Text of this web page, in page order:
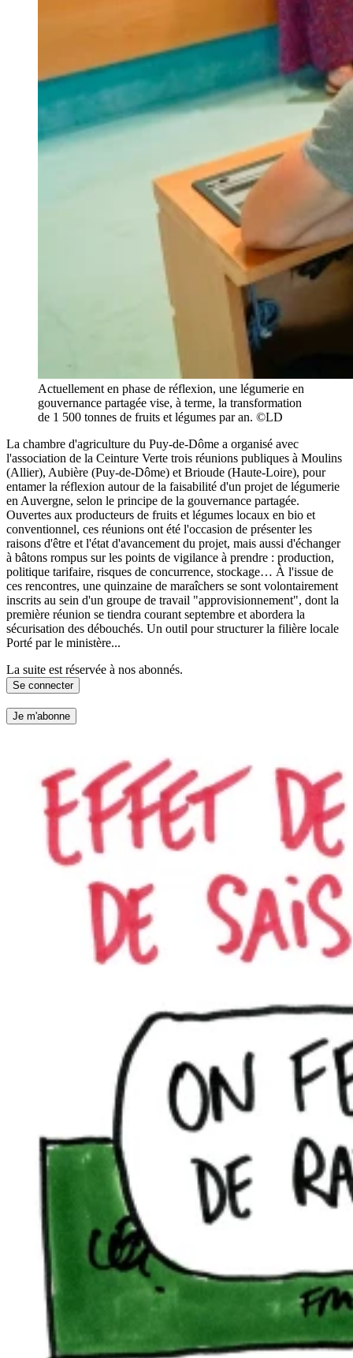
Actuellement en phase de réflexion, une légumerie en
gouvernance partagée vise, à terme, la transformation
de 1 500 tonnes de fruits et légumes par an. ©LD
La chambre d'agriculture du Puy-de-Dôme a organisé avec
l'association de la Ceinture Verte trois réunions publiques à Moulins
(Allier), Aubière (Puy-de-Dôme) et Brioude (Haute-Loire), pour
entamer la réflexion autour de la faisabilité d'un projet de légumerie
en Auvergne, selon le principe de la gouvernance partagée.
Ouvertes aux producteurs de fruits et légumes locaux en bio et
conventionnel, ces réunions ont été l'occasion de présenter les
raisons d'être et l'état d'avancement du projet, mais aussi d'échanger
à bâtons rompus sur les points de vigilance à prendre : production,
politique tarifaire, risques de concurrence, stockage… À l'issue de
ces rencontres, une quinzaine de maraîchers se sont volontairement
inscrits au sein d'un groupe de travail "approvisionnement", dont la
première réunion se tiendra courant septembre et abordera la
sécurisation des débouchés. Un outil pour structurer la filière locale
Porté par le ministère...
La suite est réservée à nos abonnés.
Se connecter
Je m'abonne